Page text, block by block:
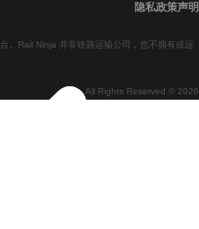
罗那的列車 All Rights Reserved © 2026
。Rail Ninja 并非铁路运输公司，也不拥有或运
隐私政策声明